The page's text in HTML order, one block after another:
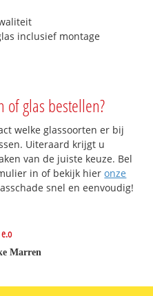
inclusief montage
of glas bestellen?
welke glassoorten er bij
Uiteraard krijgt u
van de juiste keuze. Bel
in of bekijk hieronze
snel en eenvoudig!
Marren